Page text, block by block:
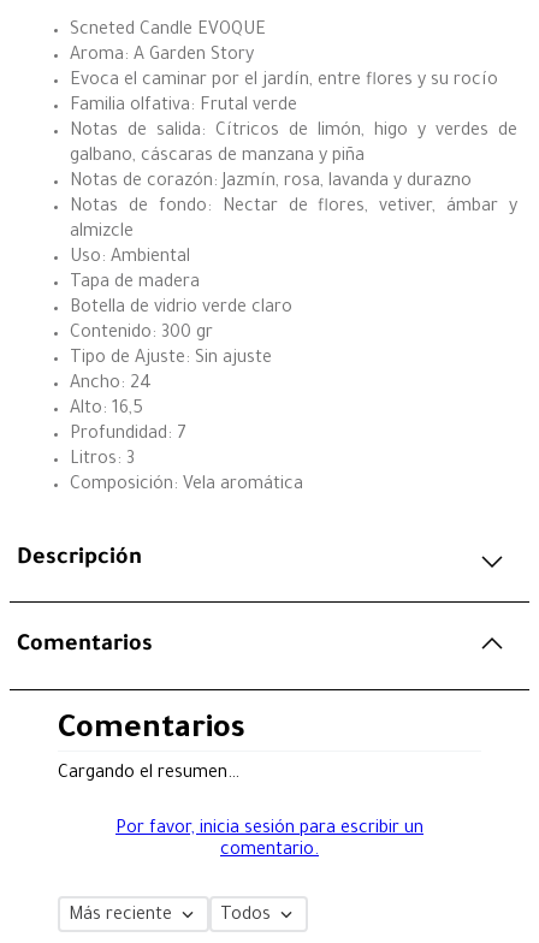
Scneted Candle EVOQUE
Aroma: A Garden Story
Evoca el caminar por el jardín, entre flores y su rocío
Familia olfativa: Frutal verde
Notas de salida: Cítricos de limón, higo y verdes de
galbano, cáscaras de manzana y piña
Notas de corazón: Jazmín, rosa, lavanda y durazno
Notas de fondo: Nectar de flores, vetiver, ámbar y
almizcle
Uso: Ambiental
Tapa de madera
Botella de vidrio verde claro
Contenido: 300 gr
Tipo de Ajuste: Sin ajuste
Ancho: 24
Alto: 16,5
Profundidad: 7
Litros: 3
Composición: Vela aromática
Descripción
Comentarios
Comentarios
Cargando el resumen…
Por favor, inicia sesión para escribir un
comentario.
Más reciente Todos